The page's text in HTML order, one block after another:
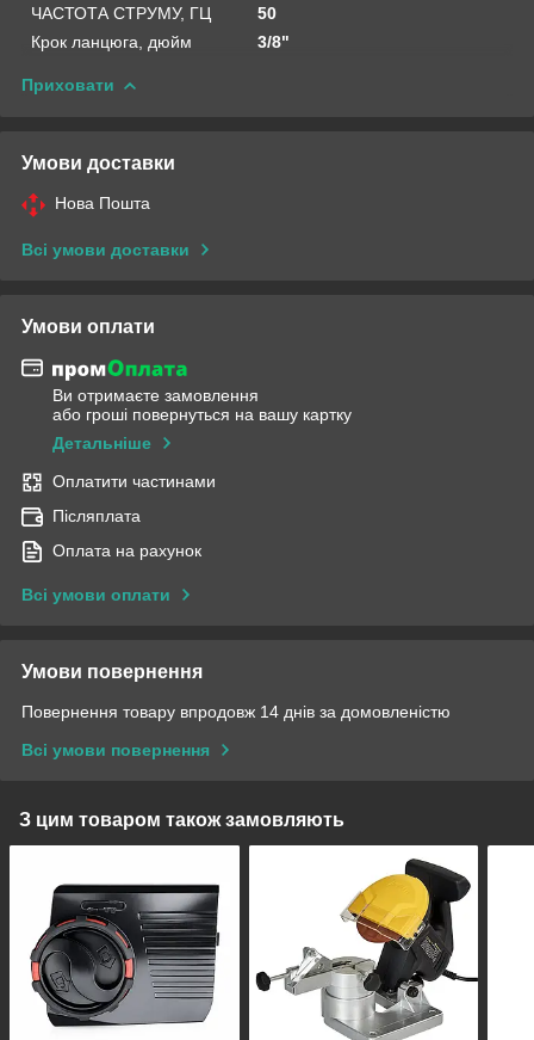
ЧАСТОТА СТРУМУ, ГЦ
50
Крок ланцюга, дюйм
3/8"
Приховати
Умови доставки
Нова Пошта
Всі умови доставки
Умови оплати
Ви отримаєте замовлення
або гроші повернуться на вашу картку
Детальніше
Оплатити частинами
Післяплата
Оплата на рахунок
Всі умови оплати
Умови повернення
Повернення товару впродовж 14 днів за домовленістю
Всі умови повернення
З цим товаром також замовляють